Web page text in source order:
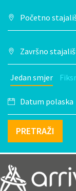
Jedan smjer
PRETRAŽI